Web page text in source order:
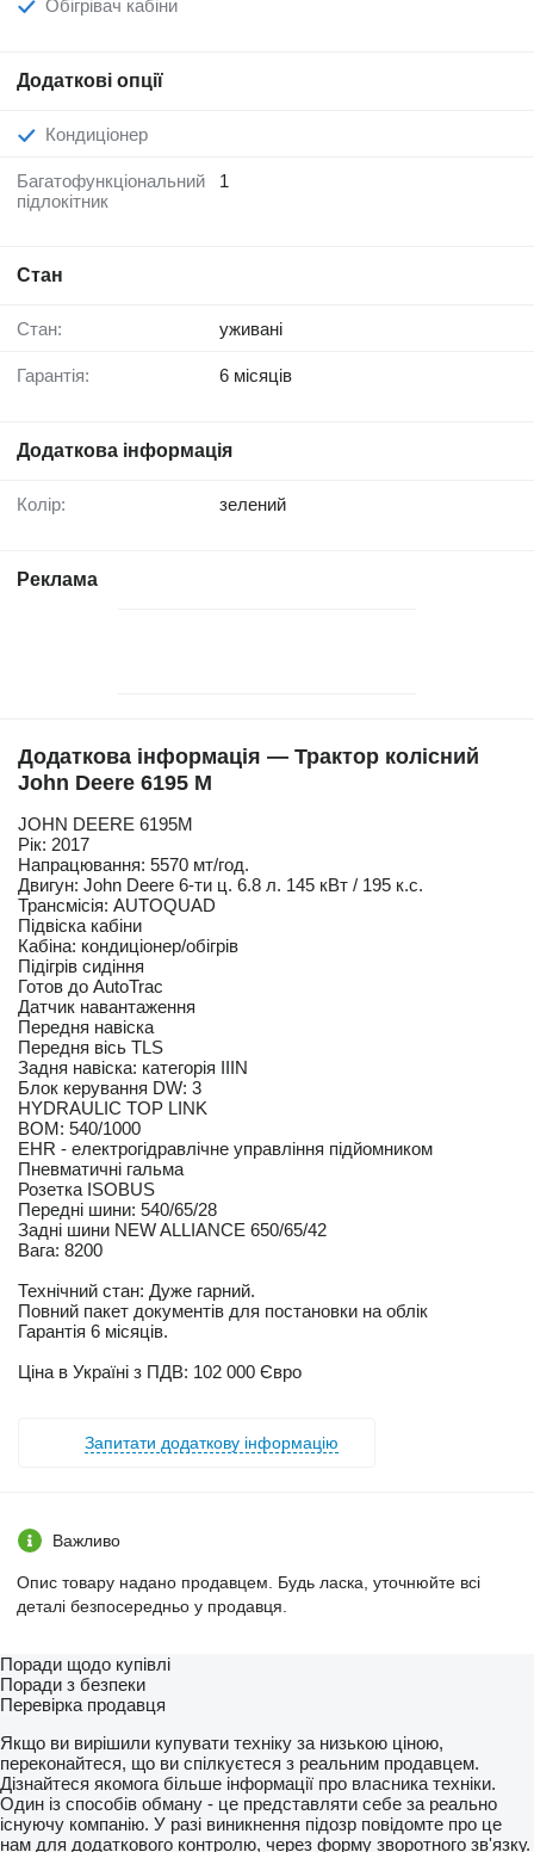
Обігрівач кабіни
Додаткові опції
Кондиціонер
Багатофункціональний
підлокітник
1
Стан
Стан: уживані
Гарантія: 6 місяців
Додаткова інформація
Колір: зелений
Реклама
Додаткова інформація — Трактор колісний
John Deere 6195 M
JOHN DEERE 6195М
Рік: 2017
Напрацювання: 5570 мт/год.
Двигун: John Deere 6-ти ц. 6.8 л. 145 кВт / 195 к.с.
Трансмісія: AUTOQUAD
Підвіска кабіни
Кабіна: кондиціонер/обігрів
Підігрів сидіння
Готов до AutoTrac
Датчик навантаження
Передня навіска
Передня вісь TLS
Задня навіска: категорія IIIN
Блок керування DW: 3
HYDRAULIC TOP LINK
ВОМ: 540/1000
EHR - електрогідравлічне управління підйомником
Пневматичні гальма
Розетка ISOBUS
Передні шини: 540/65/28
Задні шини NEW ALLIANCE 650/65/42
Вага: 8200
Технічний стан: Дуже гарний.
Повний пакет документів для постановки на облік
Гарантія 6 місяців.
Ціна в Україні з ПДВ: 102 000 Євро
Запитати додаткову інформацію
Важливо
Опис товару надано продавцем. Будь ласка, уточнюйте всі
деталі безпосередньо у продавця.
Поради щодо купівлі
Поради з безпеки
Перевірка продавця
Якщо ви вирішили купувати техніку за низькою ціною,
переконайтеся, що ви спілкуєтеся з реальним продавцем.
Дізнайтеся якомога більше інформації про власника техніки.
Один із способів обману - це представляти себе за реально
існуючу компанію. У разі виникнення підозр повідомте про це
нам для додаткового контролю, через форму зворотного зв'язку.